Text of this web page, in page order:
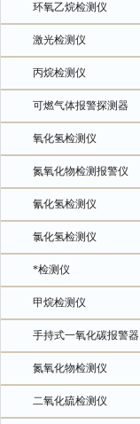
环氧乙烷检测仪
激光检测仪
丙烷检测仪
可燃气体报警探测器
氧化氢检测仪
氮氧化物检测报警仪
氰化氢检测仪
氯化氢检测仪
*检测仪
甲烷检测仪
手持式一氧化碳报警器
氮氧化物检测仪
二氧化硫检测仪